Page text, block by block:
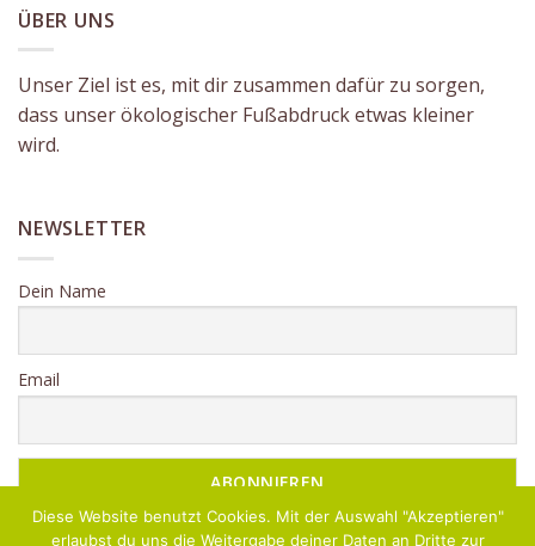
ÜBER UNS
Unser Ziel ist es, mit dir zusammen dafür zu sorgen,
dass unser ökologischer Fußabdruck etwas kleiner
wird.
NEWSLETTER
Dein Name
Email
Diese Website benutzt Cookies. Mit der Auswahl "Akzeptieren"
erlaubst du uns die Weitergabe deiner Daten an Dritte zur